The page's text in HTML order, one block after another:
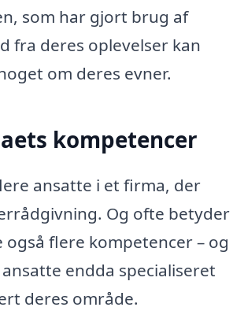
som har gjort brug af
fra deres oplevelser kan
om deres evner.
kompetencer
ansatte i et firma, der
Og ofte betyder
flere kompetencer – og
endda specialiseret
deres område.